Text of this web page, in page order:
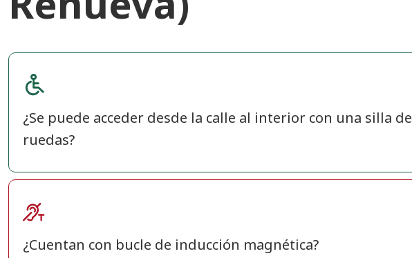
¿Se puede acceder desde la calle al interior con una silla de
ruedas?
¿Cuentan con bucle de inducción magnética?